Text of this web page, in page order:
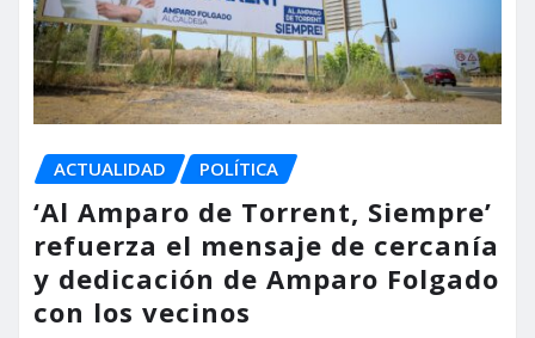
ACTUALIDAD POLÍTICA
‘Al Amparo de Torrent, Siempre’
refuerza el mensaje de cercanía
y dedicación de Amparo Folgado
con los vecinos